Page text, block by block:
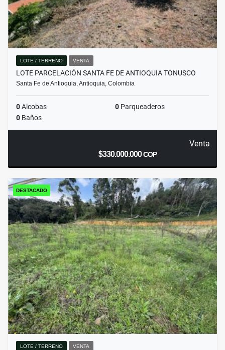
LOTE / TERRENO VENTA
LOTE PARCELACIÓN SANTA FE DE ANTIOQUIA TONUSCO
Santa Fe de Antioquia, Antioquia, Colombia
0Alcobas 0 Parqueaderos
0 Baños
Venta
$330.000.000COP
DESTACADO
LOTE / TERRENO VENTA